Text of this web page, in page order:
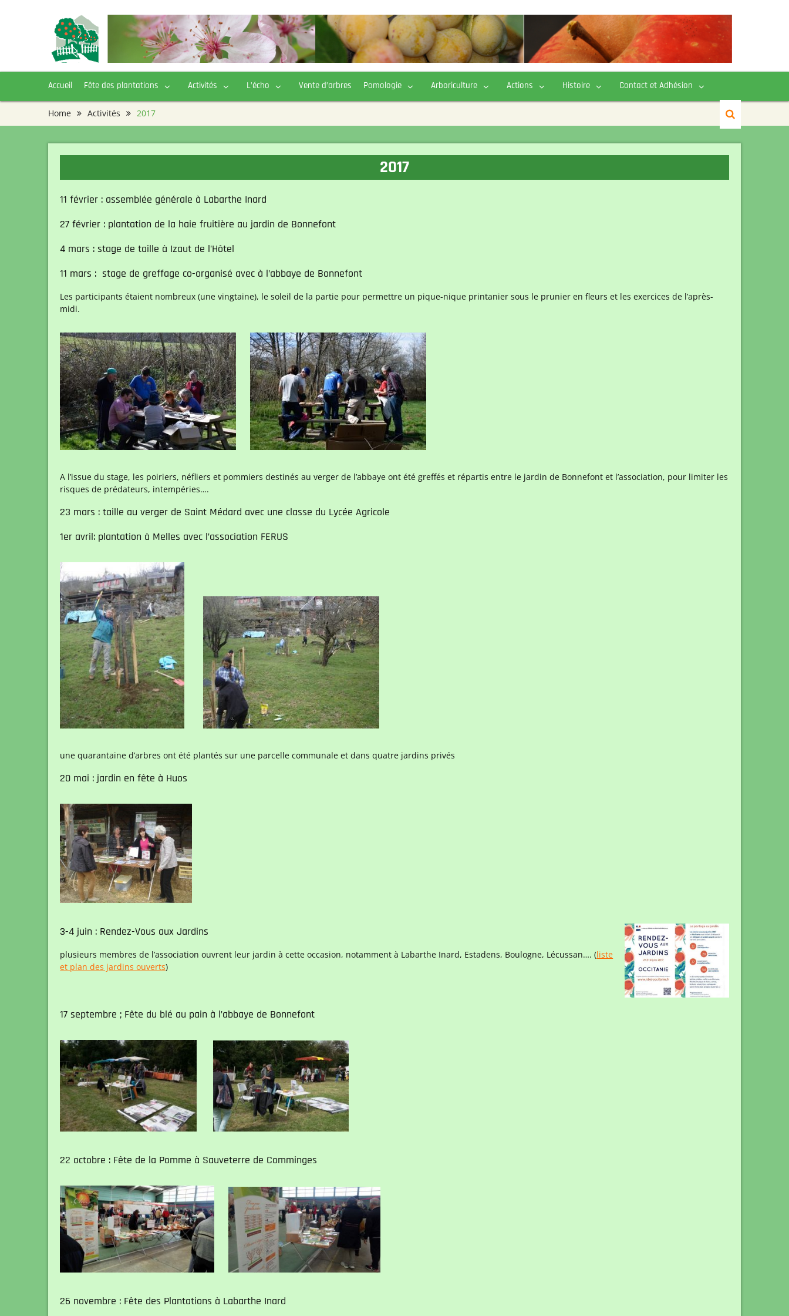
Accueil Fête des plantations Activités L’écho Vente d’arbres Pomologie Arboriculture Actions Histoire Contact et Adhésion
Home Activités 2017
2017
11 février : assemblée générale à Labarthe Inard
27 février : plantation de la haie fruitière au jardin de Bonnefont
4 mars : stage de taille à Izaut de l’Hôtel
11 mars : stage de greffage co-organisé avec à l’abbaye de Bonnefont
Les participants étaient nombreux (une vingtaine), le soleil de la partie pour permettre un pique-nique printanier sous le prunier en fleurs et les exercices de l’après-
midi.
A l’issue du stage, les poiriers, néfliers et pommiers destinés au verger de l’abbaye ont été greffés et répartis entre le jardin de Bonnefont et l’association, pour limiter les
risques de prédateurs, intempéries….
23 mars : taille au verger de Saint Médard avec une classe du Lycée Agricole
1er avril: plantation à Melles avec l’association FERUS
une quarantaine d’arbres ont été plantés sur une parcelle communale et dans quatre jardins privés
20 mai : jardin en fête à Huos
3-4 juin : Rendez-Vous aux Jardins
plusieurs membres de l’association ouvrent leur jardin à cette occasion, notamment à Labarthe Inard, Estadens, Boulogne, Lécussan…. (liste
et plan des jardins ouverts)
17 septembre ; Fête du blé au pain à l’abbaye de Bonnefont
22 octobre : Fête de la Pomme à Sauveterre de Comminges
26 novembre : Fête des Plantations à Labarthe Inard